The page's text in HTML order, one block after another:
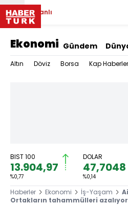
Canlı
Ekonomi Gündem
Altın Döviz Borsa Kap
BIST 100
13.904,97
%0,77
DOLAR
47,7048
%0,14
Haberler Ekonomi İş-Yaşam
Ortakların tahammülleri